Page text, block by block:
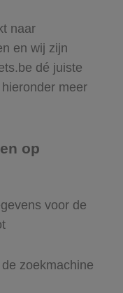
naar
en wij zijn
dé juiste
meer
op
voor de
zoekmachine